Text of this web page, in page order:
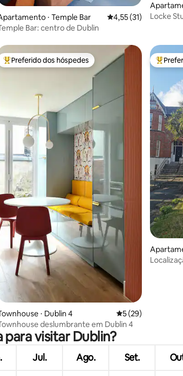
média de 5, 12 avaliações
⋅ Temple Bar 4,55 de uma
4,55 (31)
Bar: centro de Dublin
Locke
média de 5, 99 avaliações
Entre os melhores preferidos dos hóspedes
Preferido dos hóspedes
⋅ Dublin 4 5 de uma avaliação
5 (29)
deslumbrante em Dublin 4
Entre
Localização,
visitar Dublin?
Jul. Ago. Set.